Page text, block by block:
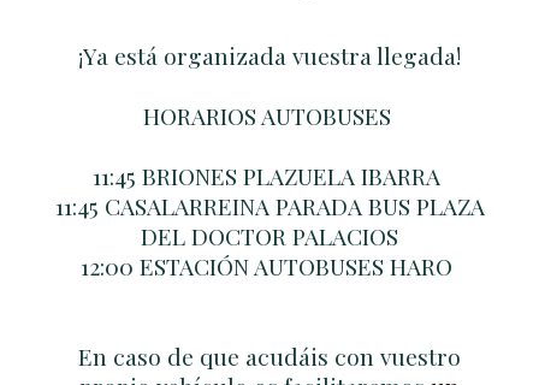
¡Ya está organizada vuestra llegada!
HORARIOS AUTOBUSES
11:45 BRIONES PLAZUELA IBARRA
11:45 CASALARREINA PARADA BUS PLAZA
DEL DOCTOR PALACIOS
12:00 ESTACIÓN AUTOBUSES HARO
En caso de que acudáis con vuestro